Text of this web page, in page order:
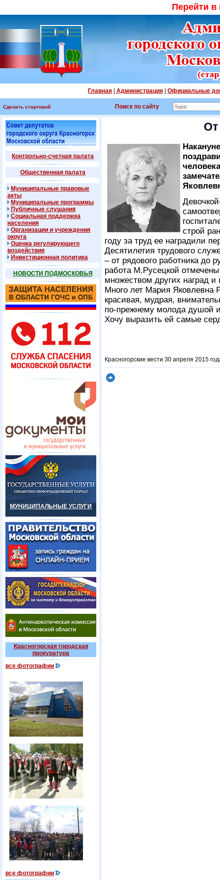
Перейти
Главная| Администрация| Официальные
Сделать стартовой Поиск по сайту
Контрольно-счетная палата
Общественная палата
Муниципальные правовые
акты
Муниципальные программы
Публичные слушания
Социальная поддержка
населения
Организации и учреждения
округа
Оценка регулирующего
воздействия
Инвестиционная политика
НОВОСТИ ПОДМОСКОВЬЯ
МУНИЦИПАЛЬНЫЕ УСЛУГИ
Красногорская городская
прокуратура
все фотографии
все фотографии
строй
году за труд ее наградили
Десятилетия трудового
– от рядового работника до
работа М.Русецкой
множеством других наград и
Много лет Мария Яковлевна
красивая, мудрая,
по-прежнему молода душой и
Хочу выразить ей самые
Красногорские вести 30 апреля 2015